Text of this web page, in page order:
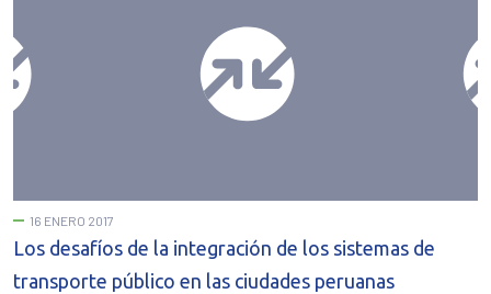
16 ENERO 2017
Los desafíos de la integración de los sistemas de
transporte público en las ciudades peruanas